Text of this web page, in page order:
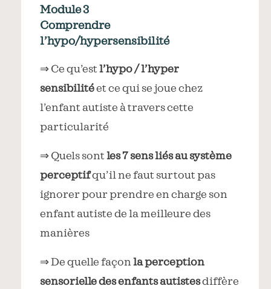
Module 3
Comprendre
l’hypo/hypersensibilité
⇒ Ce qu’estl’hypo / l’hyper
sensibilitéet ce qui se joue chez
l’enfant autiste à travers cette
particularité
⇒ Quels sontles 7 sens liés au système
perceptifqu’il ne faut surtout pas
ignorer pour prendre en charge son
enfant autiste de la meilleure des
manières
⇒ De quelle façonla perception
sensorielle des enfants autistesdiffère